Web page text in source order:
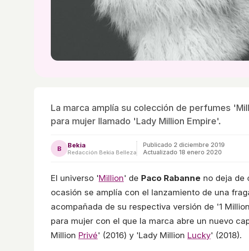
La marca amplía su colección de perfumes
para mujer llamado 'Lady Million Empire'.
B Bekia
Redacción Bekia Belleza
Publicado 2 diciembre 2019
Actualizado 18 enero 2020
El universo 'Million' de Paco Rabanne no deja de
ocasión se amplía con el lanzamiento de una
acompañada de su respectiva versión de '1
para mujer con el que la marca abre un nuevo
Million Privé' (2016) y 'Lady Million Lucky' (2018).